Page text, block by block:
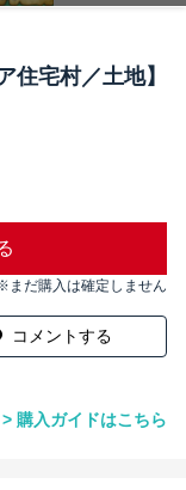
住宅村／土地】
まだ購入は確定しません
コメントする
購入ガイドはこちら